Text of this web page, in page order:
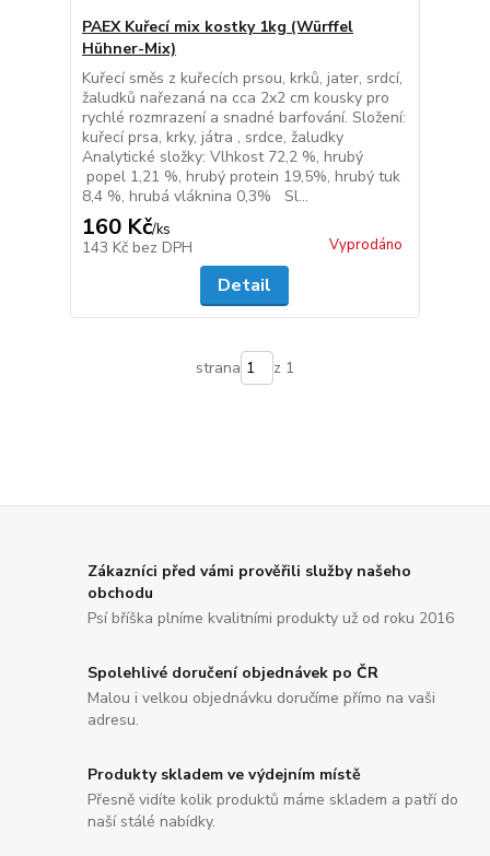
PAEX Kuřecí mix kostky 1kg (Würffel
Hühner-Mix)
Kuřecí směs z kuřecích prsou, krků, jater, srdcí,
žaludků nařezaná na cca 2x2 cm kousky pro
rychlé rozmrazení a snadné barfování. Složení:
kuřecí prsa, krky, játra , srdce, žaludky
Analytické složky: Vlhkost 72,2 %, hrubý
popel 1,21 %, hrubý protein 19,5%, hrubý tuk
8,4 %, hrubá vláknina 0,3% Sl...
160 Kč/ks
143 Kč bez DPH Vyprodáno
Detail
strana z 1
Zákazníci před vámi prověřili služby našeho
obchodu
Psí bříška plníme kvalitními produkty už od roku 2016
Spolehlivé doručení objednávek po ČR
Malou i velkou objednávku doručíme přímo na vaši
adresu.
Produkty skladem ve výdejním místě
Přesně vidíte kolik produktů máme skladem a patří do
naší stálé nabídky.